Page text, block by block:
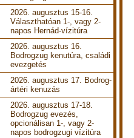
2026. augusztus 15-16.
Választhatóan 1-, vagy 2-
napos Hernád-vízitúra
2026. augusztus 16.
Bodrogzug kenutúra, családi
evezgetés
2026. augusztus 17. Bodrog-
ártéri kenuzás
2026. augusztus 17-18.
Bodrogzug evezés,
opcionálisan 1-, vagy 2-
napos bodrogzugi vízitúra